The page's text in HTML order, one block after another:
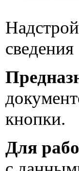
сведения
кнопки.
Для